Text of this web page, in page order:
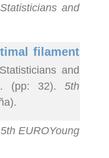
and
filament
and
(pp: 32). 5th
5th EUROYoung